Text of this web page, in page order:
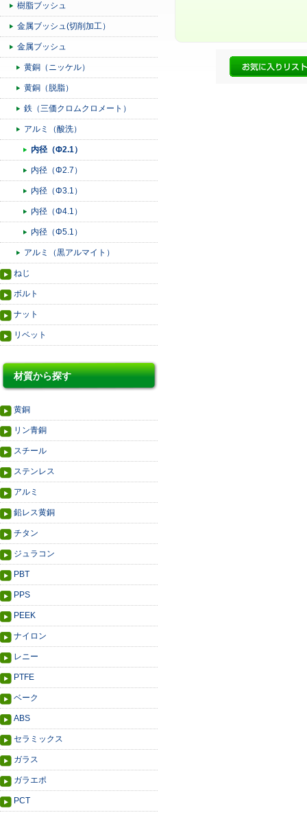
樹脂ブッシュ
金属ブッシュ(切削加工）
金属ブッシュ
黄銅（ニッケル）
黄銅（脱脂）
鉄（三価クロムクロメート）
アルミ（酸洗）
内径（Φ2.1）
内径（Φ2.7）
内径（Φ3.1）
内径（Φ4.1）
内径（Φ5.1）
アルミ（黒アルマイト）
ねじ
ボルト
ナット
リベット
材質から探す
黄銅
リン青銅
スチール
ステンレス
アルミ
鉛レス黄銅
チタン
ジュラコン
PBT
PPS
PEEK
ナイロン
レニー
PTFE
ベーク
ABS
セラミックス
ガラス
ガラエポ
PCT